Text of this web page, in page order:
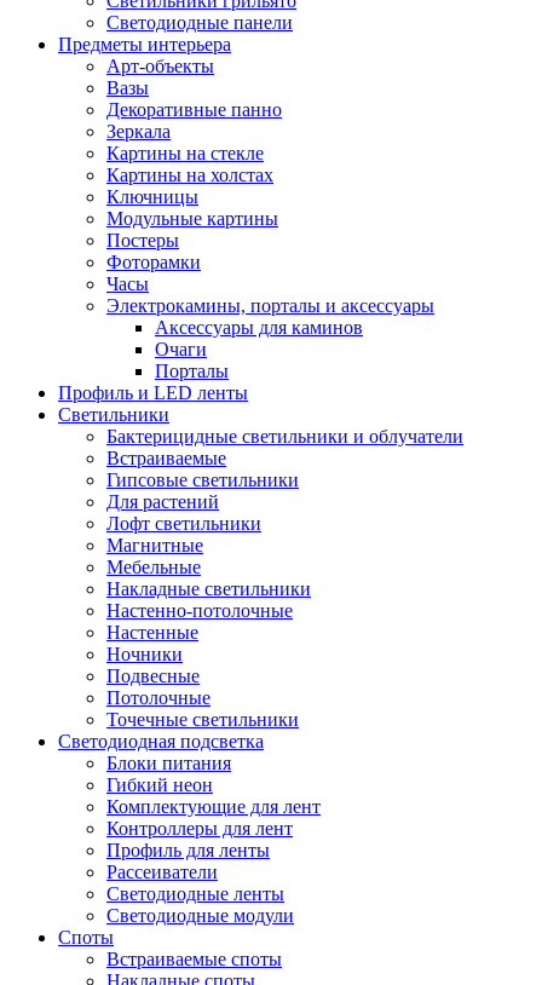
Светодиодные панели
Предметы интерьера
Арт-объекты
Вазы
Декоративные панно
Зеркала
Картины на стекле
Картины на холстах
Ключницы
Модульные картины
Постеры
Фоторамки
Часы
Электрокамины, порталы и аксессуары
Аксессуары для каминов
Очаги
Порталы
Профиль и LED ленты
Светильники
Бактерицидные светильники и облучатели
Встраиваемые
Гипсовые светильники
Для растений
Лофт светильники
Магнитные
Мебельные
Накладные светильники
Настенно-потолочные
Настенные
Ночники
Подвесные
Потолочные
Точечные светильники
Светодиодная подсветка
Блоки питания
Гибкий неон
Комплектующие для лент
Контроллеры для лент
Профиль для ленты
Рассеиватели
Светодиодные ленты
Светодиодные модули
Споты
Встраиваемые споты
Накладные споты